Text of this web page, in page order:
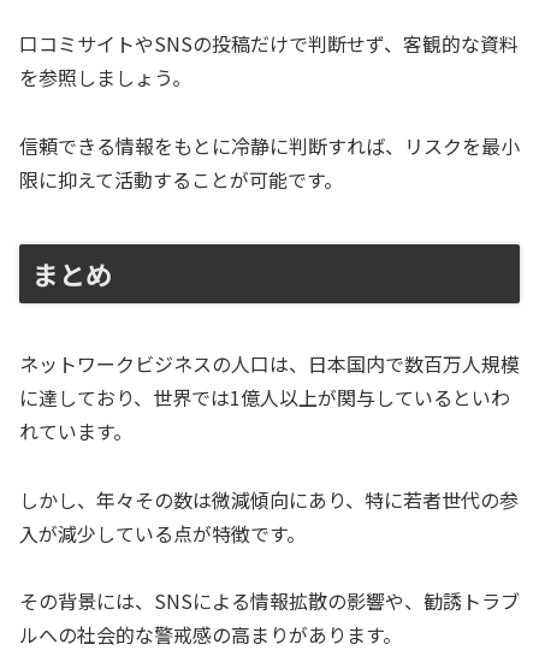
口コミサイトやSNSの投稿だけで判断せず、客観的な資料
を参照しましょう。
信頼できる情報をもとに冷静に判断すれば、リスクを最小
限に抑えて活動することが可能です。
まとめ
ネットワークビジネスの人口は、日本国内で数百万人規模
に達しており、世界では1億人以上が関与しているといわ
れています。
しかし、年々その数は微減傾向にあり、特に若者世代の参
入が減少している点が特徴です。
その背景には、SNSによる情報拡散の影響や、勧誘トラブ
ルへの社会的な警戒感の高まりがあります。